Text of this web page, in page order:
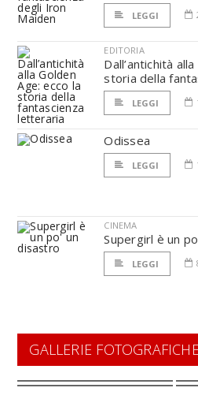
LEGGI
EDITORIA
Dall’antichità
storia della
LEGGI
Odissea
LEGGI
CINEMA
Supergirl è un
LEGGI
GALLERIE FOTOGRAFICHE